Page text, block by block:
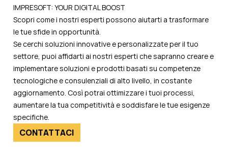
IMPRESOFT: YOUR DIGITAL BOOST
Scopri come i nostri esperti possono aiutarti a trasformare
le tue sfide in opportunità.
Se cerchi soluzioni innovative e personalizzate per il tuo
settore, puoi affidarti ai nostri esperti che sapranno creare e
implementare soluzioni e prodotti basati su competenze
tecnologiche e consulenziali di alto livello, in costante
aggiornamento. Così potrai ottimizzare i tuoi processi,
aumentare la tua competitività e soddisfare le tue esigenze
specifiche.
CONTATTACI